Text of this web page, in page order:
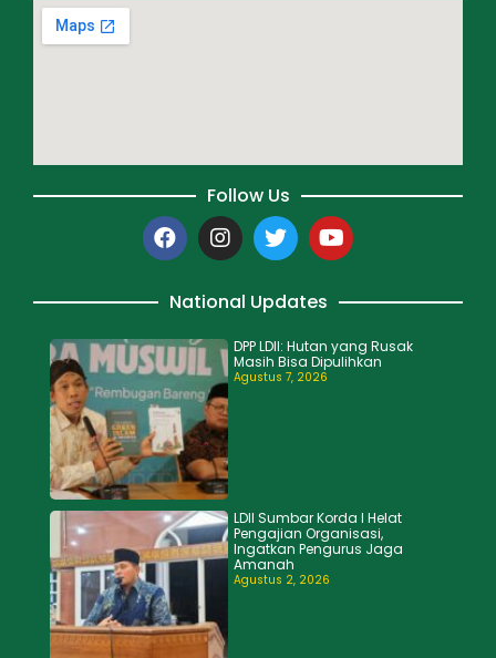
Follow Us
National Updates
DPP LDII: Hutan yang Rusak
Masih Bisa Dipulihkan
Agustus 7, 2026
LDII Sumbar Korda I Helat
Pengajian Organisasi,
Ingatkan Pengurus Jaga
Amanah
Agustus 2, 2026